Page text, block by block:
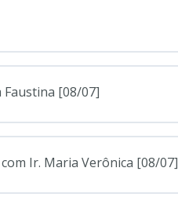
[08/07]
com Ir. Maria Verônica [08/07]